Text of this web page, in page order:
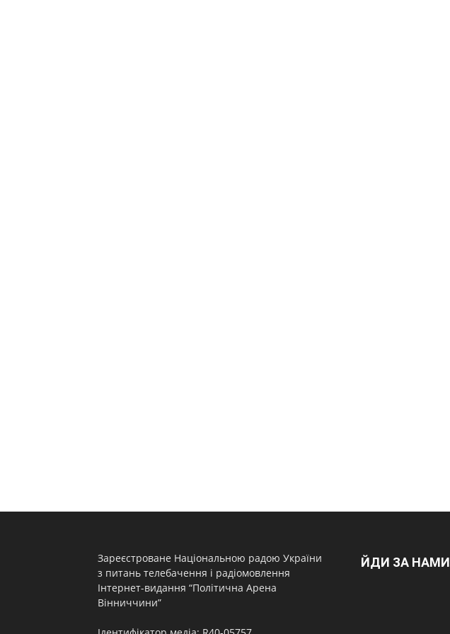
Зареєстроване Національною радою України
з питань телебачення і радіомовлення
Інтернет-видання “Політична Арена
Вінниччини”
ЙДИ ЗА НАМИ